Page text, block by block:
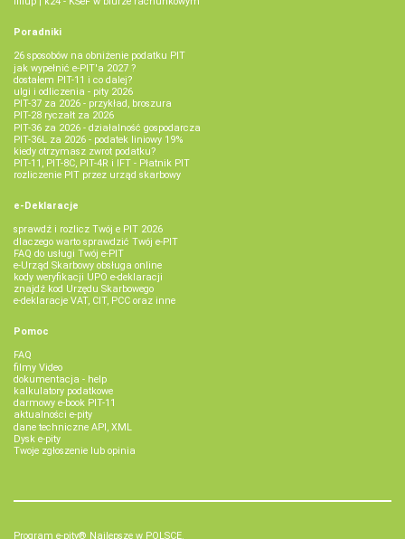
Poradniki
26 sposobów na obniżenie podatku PIT
jak wypełnić e-PIT'a 2027 ?
dostałem PIT-11 i co dalej?
ulgi i odliczenia - pity 2026
PIT-37 za 2026 - przykład, broszura
PIT-28 ryczałt za 2026
PIT-36 za 2026 - działalność gospodarcza
PIT-36L za 2026 - podatek liniowy 19%
kiedy otrzymasz zwrot podatku?
PIT-11, PIT-8C, PIT-4R i IFT - Płatnik PIT
rozliczenie PIT przez urząd skarbowy
e-Deklaracje
sprawdź i rozlicz Twój e PIT 2026
dlaczego warto sprawdzić Twój e-PIT
FAQ do usługi Twój e-PIT
e-Urząd Skarbowy obsługa online
kody weryfikacji UPO e-deklaracji
znajdź kod Urzędu Skarbowego
e-deklaracje VAT, CIT, PCC oraz inne
Pomoc
FAQ
filmy Video
dokumentacja - help
kalkulatory podatkowe
darmowy e-book PIT-11
aktualności e-pity
dane techniczne API, XML
Dysk e-pity
Twoje zgłoszenie lub opinia
Program e-pity® Najlepsze w POLSCE.